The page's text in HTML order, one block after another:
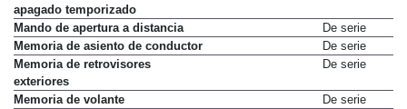
apagado temporizado
Mando de apertura a distancia
De serie
Memoria de asiento de conductor
De serie
Memoria de retrovisores
exteriores
De serie
Memoria de volante
De serie